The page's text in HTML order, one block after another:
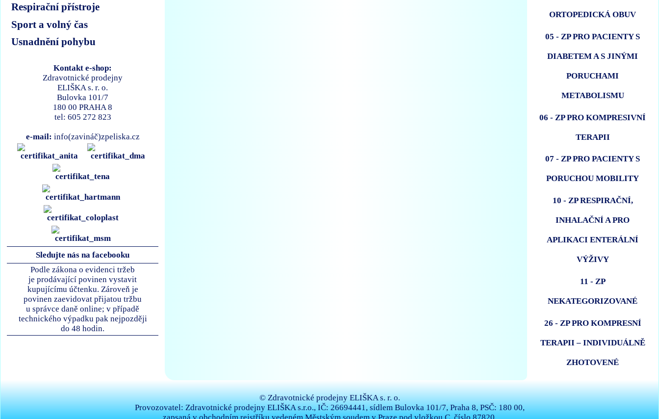
Respirační přístroje
Sport a volný čas
Usnadnění pohybu
Kontakt e-shop:
Zdravotnické prodejny
ELIŠKA s. r. o.
Bulovka 101/7
180 00 PRAHA 8
tel: 605 272 823
e-mail: info(zavináč)zpeliska.cz
Sledujte nás na facebooku
Podle zákona o evidenci tržeb
je prodávající povinen vystavit
kupujícímu účtenku. Zároveň je
povinen zaevidovat přijatou tržbu
u správce daně online; v případě
technického výpadku pak nejpozději
do 48 hodin.
ORTOPEDICKÁ OBUV
05 - ZP PRO PACIENTY S
DIABETEM A S JINÝMI
PORUCHAMI
METABOLISMU
06 - ZP PRO KOMPRESIVNÍ
TERAPII
07 - ZP PRO PACIENTY S
PORUCHOU MOBILITY
10 - ZP RESPIRAČNÍ,
INHALAČNÍ A PRO
APLIKACI ENTERÁLNÍ
VÝŽIVY
11 - ZP
NEKATEGORIZOVANÉ
26 - ZP PRO KOMPRESNÍ
TERAPII – INDIVIDUÁLNĚ
ZHOTOVENÉ
© Zdravotnické prodejny ELIŠKA s. r. o.
Provozovatel: Zdravotnické prodejny ELIŠKA s.r.o., IČ: 26694441, sídlem Bulovka 101/7, Praha 8, PSČ: 180 00,